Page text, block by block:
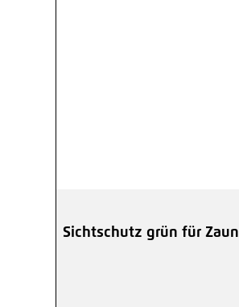
Sichtschutz grün für Zaun